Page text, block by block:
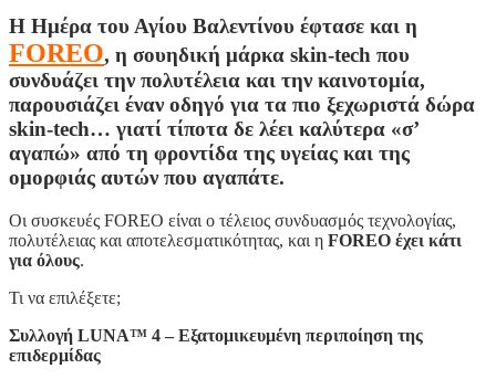
Η Ημέρα του Αγίου Βαλεντίνου έφτασε και η
FOREO, η σουηδική μάρκα skin-tech που
συνδυάζει την πολυτέλεια και την καινοτομία,
παρουσιάζει έναν οδηγό για τα πιο ξεχωριστά δώρα
skin-tech… γιατί τίποτα δε λέει καλύτερα «σ’
αγαπώ» από τη φροντίδα της υγείας και της
ομορφιάς αυτών που αγαπάτε.
Οι συσκευές FOREO είναι ο τέλειος συνδυασμός τεχνολογίας,
πολυτέλειας και αποτελεσματικότητας, και η FOREO έχει κάτι
για όλους.
Τι να επιλέξετε;
Συλλογή LUNA™ 4 – Εξατομικευμένη περιποίηση της
επιδερμίδας